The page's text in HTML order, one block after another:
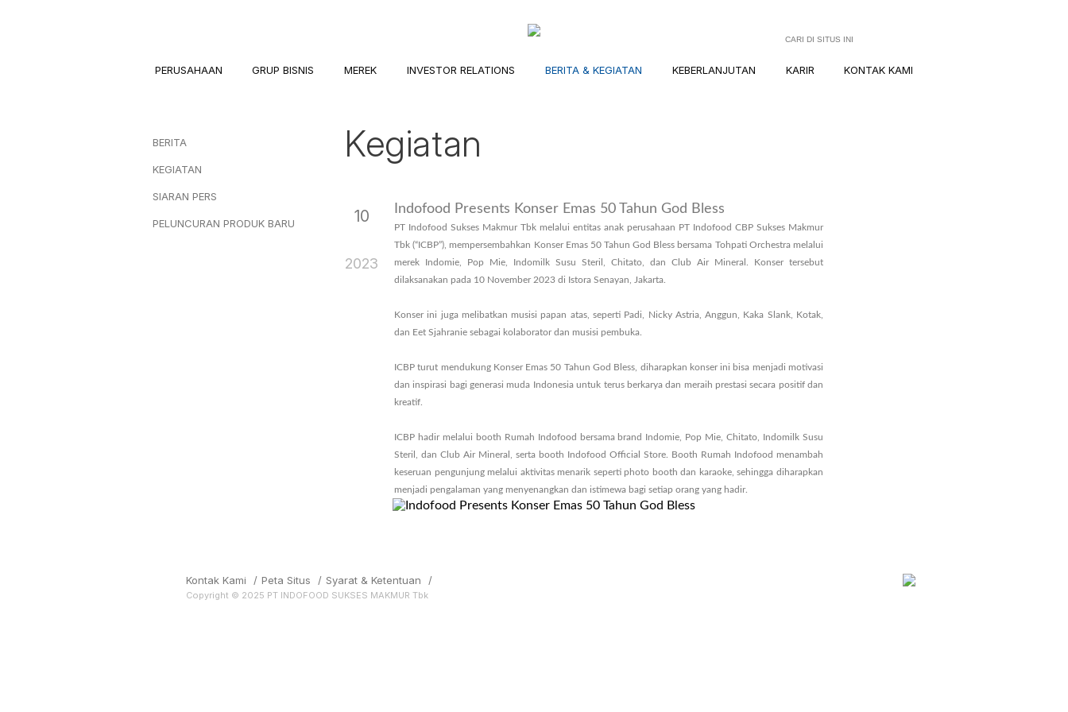
PERUSAHAAN GRUP BISNIS MEREK INVESTOR RELATIONS BERITA & KEGIATAN KEBERLANJUTAN KARIR KONTAK KAMI
BERITA
KEGIATAN
SIARAN PERS
PELUNCURAN PRODUK BARU
Kegiatan
10
2023
Indofood Presents Konser Emas 50 Tahun God Bless
PT Indofood Sukses Makmur Tbk melalui entitas anak perusahaan PT Indofood CBP Sukses Makmur
Tbk (“ICBP”), mempersembahkan Konser Emas 50 Tahun God Bless bersama Tohpati Orchestra melalui
merek Indomie, Pop Mie, Indomilk Susu Steril, Chitato, dan Club Air Mineral. Konser tersebut
dilaksanakan pada 10 November 2023 di Istora Senayan, Jakarta.
Konser ini juga melibatkan musisi papan atas, seperti Padi, Nicky Astria, Anggun, Kaka Slank, Kotak,
dan Eet Sjahranie sebagai kolaborator dan musisi pembuka.
ICBP turut mendukung Konser Emas 50 Tahun God Bless, diharapkan konser ini bisa menjadi motivasi
dan inspirasi bagi generasi muda Indonesia untuk terus berkarya dan meraih prestasi secara positif dan
kreatif.
ICBP hadir melalui booth Rumah Indofood bersama brand Indomie, Pop Mie, Chitato, Indomilk Susu
Steril, dan Club Air Mineral, serta booth Indofood Official Store. Booth Rumah Indofood menambah
keseruan pengunjung melalui aktivitas menarik seperti photo booth dan karaoke, sehingga diharapkan
menjadi pengalaman yang menyenangkan dan istimewa bagi setiap orang yang hadir.
Kontak Kami / Peta Situs / Syarat & Ketentuan /
Copyright © 2025 PT INDOFOOD SUKSES MAKMUR Tbk